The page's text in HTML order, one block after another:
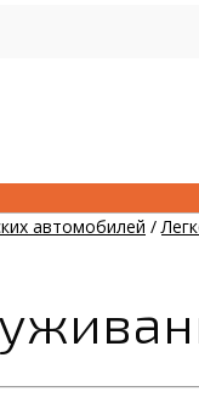
автомобилей /